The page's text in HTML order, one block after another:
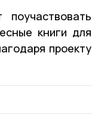
книги для
проекту